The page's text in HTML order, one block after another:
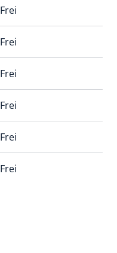
Frei
Frei
Frei
Frei
Frei
Frei